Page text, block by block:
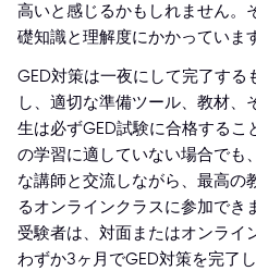
高いと感じるかもしれません。
礎知識と理解度にかかっていま
GED対策は一夜にして完了する
し、適切な準備ツール、教材、
生は必ずGED試験に合格する
の学習に適していない場合でも
な講師と交流しながら、最高の
るオンラインクラスに参加でき
受験者は、対面またはオンライ
わずか3ヶ月でGED対策を完了